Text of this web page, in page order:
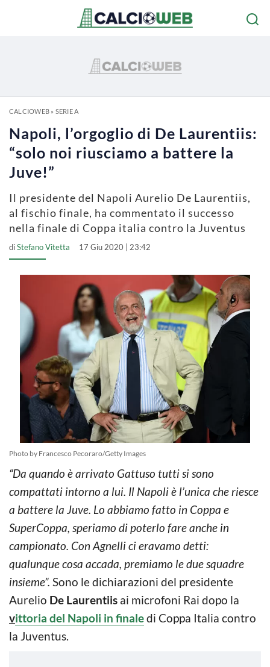
CALCIOWEB» SERIE A
Napoli, l’orgoglio di De Laurentiis:
“solo noi riusciamo a battere la
Juve!”
Il presidente del Napoli Aurelio De Laurentiis,
al fischio finale, ha commentato il successo
nella finale di Coppa italia contro la Juventus
diStefano Vitetta 17 Giu 2020 | 23:42
Photo by Francesco Pecoraro/Getty Images
“Da quando è arrivato Gattuso tutti si sono
compattati intorno a lui. Il Napoli è l’unica che riesce
a battere la Juve. Lo abbiamo fatto in Coppa e
SuperCoppa, speriamo di poterlo fare anche in
campionato. Con Agnelli ci eravamo detti:
qualunque cosa accada, premiamo le due squadre
insieme”. Sono le dichiarazioni del presidente
Aurelio De Laurentiis ai microfoni Rai dopo la
vittoria del Napoli in finaledi Coppa Italia contro
la Juventus.